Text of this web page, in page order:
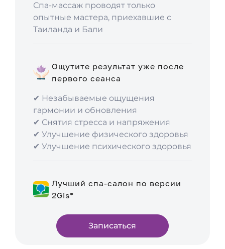
Спа-массаж проводят только
опытные мастера, приехавшие с
Таиланда и Бали
Ощутите результат уже после
первого сеанса
✔ Незабываемые ощущения
гармонии и обновления
✔ Снятия стресса и напряжения
✔ Улучшение физического здоровья
✔ Улучшение психического здоровья
Лучший спа-салон по версии
2Gis*
Записаться